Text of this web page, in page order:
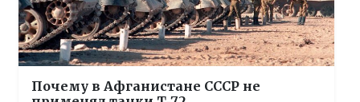
Почему в Афганистане СССР не